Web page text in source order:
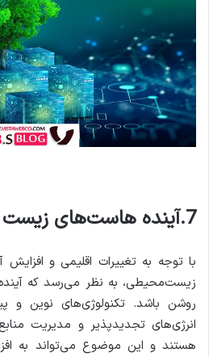
7.آینده هاست‌های زیست محیطی
با توجه به تغییرات اقلیمی و
زیست‌محیطی، به نظر می‌رسد که
روشن باشد. تکنولوژی‌های نوین و
انرژی‌های تجدیدپذیر و مدیریت
هستند و این موضوع می‌تواند به